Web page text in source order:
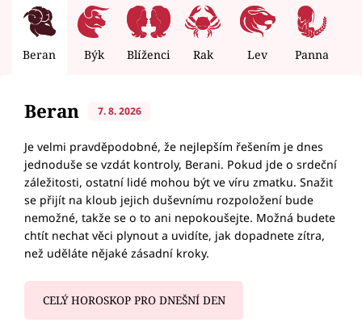
Beran Býk Blíženci Rak Lev Panna
Beran 7. 8. 2026
Je velmi pravděpodobné, že nejlepším řešením je dnes
jednoduše se vzdát kontroly, Berani. Pokud jde o srdeční
záležitosti, ostatní lidé mohou být ve víru zmatku. Snažit
se přijít na kloub jejich duševnímu rozpoložení bude
nemožné, takže se o to ani nepokoušejte. Možná budete
chtít nechat věci plynout a uvidíte, jak dopadnete zítra,
než uděláte nějaké zásadní kroky.
CELÝ HOROSKOP PRO DNEŠNÍ DEN